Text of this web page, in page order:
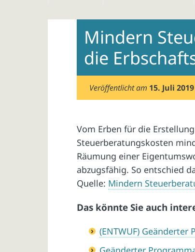
Mindern
die
Veröffentlicht am 15. Juli 2019
Vom Erben für die
Steuerberatungskosten
Räumung einer
abzugsfähig. So entschied
Quelle: Mindern
Das könnte Sie auch
(ENTWUF)